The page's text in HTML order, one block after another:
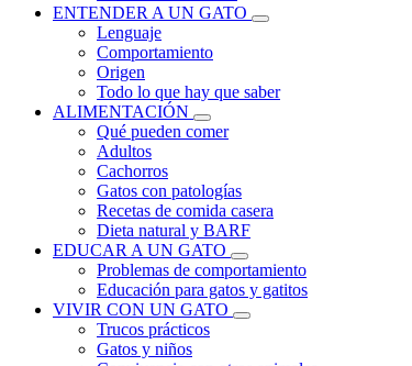
ENTENDER A UN GATO
Lenguaje
Comportamiento
Origen
Todo lo que hay que saber
ALIMENTACIÓN
Qué pueden comer
Adultos
Cachorros
Gatos con patologías
Recetas de comida casera
Dieta natural y BARF
EDUCAR A UN GATO
Problemas de comportamiento
Educación para gatos y gatitos
VIVIR CON UN GATO
Trucos prácticos
Gatos y niños